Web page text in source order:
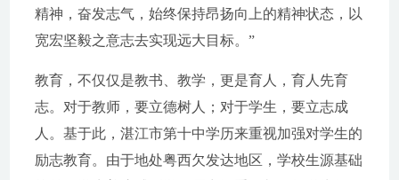
精神，奋发志气，始终保持昂扬向上的精神状态，以
宽宏坚毅之意志去实现远大目标。”
教育，不仅仅是教书、教学，更是育人，育人先育
志。对于教师，要立德树人；对于学生，要立志成
人。基于此，湛江市第十中学历来重视加强对学生的
励志教育。由于地处粤西欠发达地区，学校生源基础